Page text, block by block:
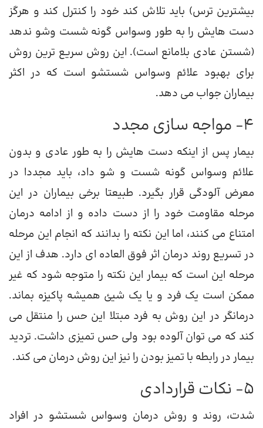
بیشترین ترس) باید تلاش کند خود را کنترل کند و هرگز
دست هایش را به طور وسواس گونه شست وشو ندهد
(شستن عادی بلامانع است). این روش سریع ترین روش
برای بهبود علائم وسواس شستشو است که در اکثر
بیماران جواب می دهد.
4- مواجه سازی مجدد
بیمار پس از اینکه دست هایش را به طور عادی و بدون
علائم وسواس گونه شست و شو داد، باید مجددا در
معرض آلودگی قرار بگیرد. طبیعتا برخی بیماران در این
مرحله مقاومت خود را از دست داده و از ادامه درمان
امتناع می کنند، اما این نکته را بدانند که انجام این مرحله
در تسریع روند درمان اثر فوق العاده ای دارد. هدف از این
مرحله این است که بیمار این نکته را متوجه شود که غیر
ممکن است یک فرد و یا یک شیئ همیشه پاکیزه بماند.
درمانگر در این روش به فرد مبتلا این حس را منتقل می
کند که می توان آلوده بود ولی حس تمیزی داشت. تردید
بیمار در رابطه با تمیز بودن را نیز این روش درمان می کند.
5- نکات قراردادی
شدت، روند و روش درمان وسواس شستشو در افراد